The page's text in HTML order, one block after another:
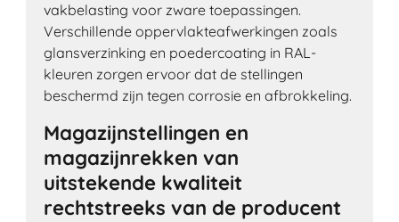
vakbelasting voor zware toepassingen.
Verschillende oppervlakteafwerkingen zoals
glansverzinking en poedercoating in RAL-
kleuren zorgen ervoor dat de stellingen
beschermd zijn tegen corrosie en afbrokkeling.
Magazijnstellingen en
magazijnrekken van
uitstekende kwaliteit
rechtstreeks van de producent